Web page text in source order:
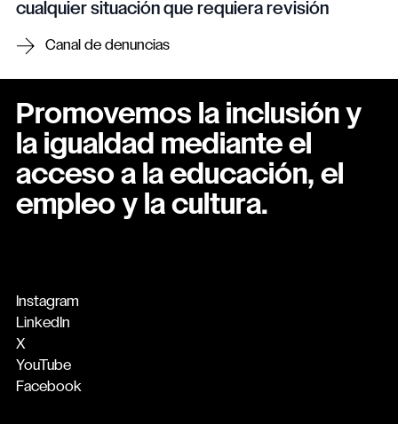
cualquier situación que requiera revisión
Canal de denuncias
Promovemos la inclusión y
la igualdad mediante el
acceso a la educación, el
empleo y la cultura.
Instagram
LinkedIn
X
YouTube
Facebook